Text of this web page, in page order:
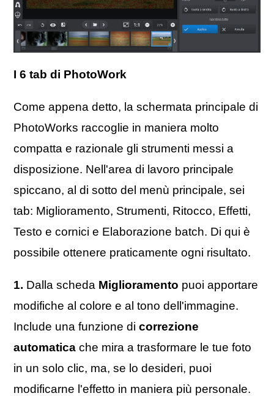
I 6 tab di PhotoWork
Come appena detto, la schermata principale di
PhotoWorks raccoglie in maniera molto
compatta e razionale gli strumenti messi a
disposizione. Nell'area di lavoro principale
spiccano, al di sotto del menù principale, sei
tab: Miglioramento, Strumenti, Ritocco, Effetti,
Testo e cornici e Elaborazione batch. Di qui è
possibile ottenere praticamente ogni risultato.
1. Dalla scheda Miglioramento puoi apportare
modifiche al colore e al tono dell'immagine.
Include una funzione di correzione
automatica che mira a trasformare le tue foto
in un solo clic, ma, se lo desideri, puoi
modificarne l'effetto in maniera più personale.